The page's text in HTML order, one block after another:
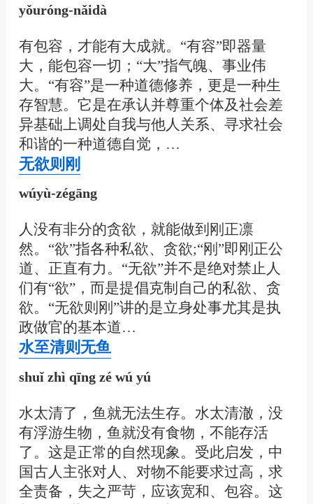
yǒuróng-nǎidà
有包容，才能有大成就。“有容”即器量
大，能包容一切；“大”指气魄、事业伟
大。“有容”是一种道德修养，更是一种生
存智慧。它是在承认并尊重个体及社会差
异基础上调处自我与他人关系、寻求社会
和谐的一种道德自觉，…
无欲则刚
wúyù-zégāng
人没有非分的贪欲，就能做到刚正凛
然。“欲”指各种私欲、贪欲;“刚”即刚正公
道、正直有力。“无欲”并不是绝对禁止人
们有“欲”，而是提倡克制自己的私欲、贪
欲。“无欲则刚”讲的是立身处事尤其是执
政做官的基本道…
水至清则无鱼
shuǐ zhì qīng zé wú yú
水太清了，鱼就无法生存。水太清澈，没
有浮游生物，鱼就没有食物，不能存活
了。这是正常的自然现象。受此启发，中
国古人主张对人、对物不能要求过高，求
全责备，失之严苛，应该宽和、包容。这